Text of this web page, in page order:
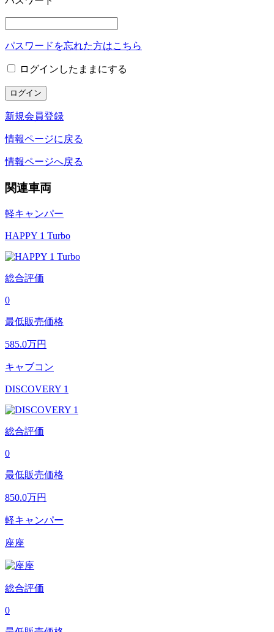
パスワードを忘れた方はこちら
ログインしたままにする
新規会員登録
情報ページに戻る
情報ページへ戻る
関連車両
軽キャンパー
HAPPY 1 Turbo
総合評価
0
最低販売価格
585.0万円
キャブコン
DISCOVERY 1
総合評価
0
最低販売価格
850.0万円
軽キャンパー
座座
総合評価
0